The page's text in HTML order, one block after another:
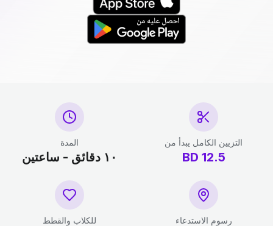
التزيين الكامل يبدأ من
12.5
BD
المدة
١٠ دقائق - ساعتين
رسوم الاستدعاء للكلاب والقطط